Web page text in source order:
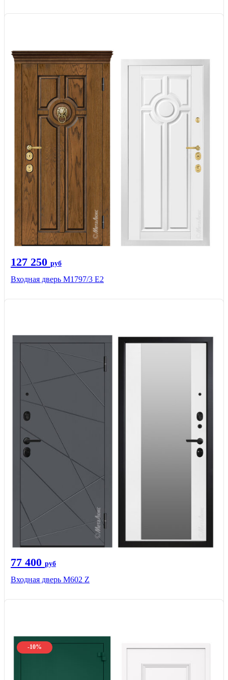
127 250 руб
Входная дверь М1797/3 Е2
77 400 руб
Входная дверь М602 Z
-10%